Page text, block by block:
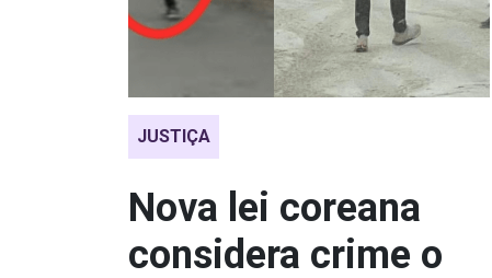
JUSTIÇA
Nova lei coreana
considera crime o